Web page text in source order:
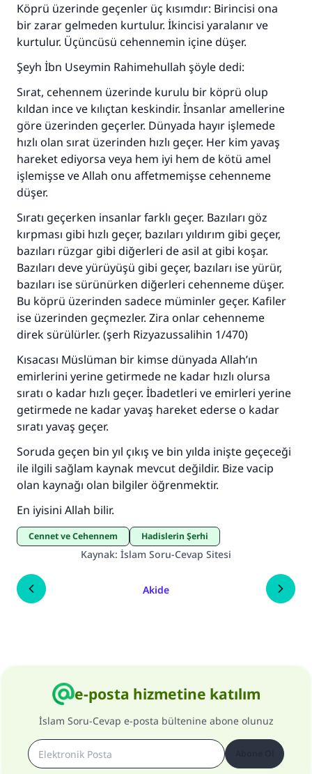
Köprü üzerinde geçenler üç kısımdır: Birincisi ona
bir zarar gelmeden kurtulur. İkincisi yaralanır ve
kurtulur. Üçüncüsü cehennemin içine düşer.
Şeyh İbn Useymin Rahimehullah şöyle dedi:
Sırat, cehennem üzerinde kurulu bir köprü olup
kıldan ince ve kılıçtan keskindir. İnsanlar amellerine
göre üzerinden geçerler. Dünyada hayır işlemede
hızlı olan sırat üzerinden hızlı geçer. Her kim yavaş
hareket ediyorsa veya hem iyi hem de kötü amel
işlemişse ve Allah onu affetmemişse cehenneme
düşer.
Sıratı geçerken insanlar farklı geçer. Bazıları göz
kırpması gibi hızlı geçer, bazıları yıldırım gibi geçer,
bazıları rüzgar gibi diğerleri de asil at gibi koşar.
Bazıları deve yürüyüşü gibi geçer, bazıları ise yürür,
bazıları ise sürünürken diğerleri cehenneme düşer.
Bu köprü üzerinden sadece müminler geçer. Kafiler
ise üzerinden geçmezler. Zira onlar cehenneme
direk sürülürler. (şerh Rizyazussalihin 1/470)
Kısacası Müslüman bir kimse dünyada Allah’ın
emirlerini yerine getirmede ne kadar hızlı olursa
sıratı o kadar hızlı geçer. İbadetleri ve emirleri yerine
getirmede ne kadar yavaş hareket ederse o kadar
sıratı yavaş geçer.
Soruda geçen bin yıl çıkış ve bin yılda inişte geçeceği
ile ilgili sağlam kaynak mevcut değildir. Bize vacip
olan kaynağı olan bilgiler öğrenmektir.
En iyisini Allah bilir.
Cennet ve Cehennem Hadislerin Şerhi
Kaynak: İslam Soru-Cevap Sitesi
Akide
e-posta hizmetine katılım
İslam Soru-Cevap e-posta bültenine abone olunuz
110845 Nolu Cevap, bir evliliği
kurtardı.
Ümmete cevapları ulaştırmak için bizi destekle
Rasulullah ﷺ şöyle dedi:
Her kim bir hayra yol gösterirse , hayrı yapan
kişinin sevabı kadar ona sevap yazılır.
(MUSLIM 1893)
Şimdi katkı yapın!